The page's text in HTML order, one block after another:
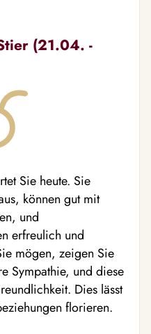
(21.04. -
Sie heute. Sie
können gut mit
und
erfreulich und
mögen, zeigen Sie
Sympathie, und diese
Dies lässt
florieren.